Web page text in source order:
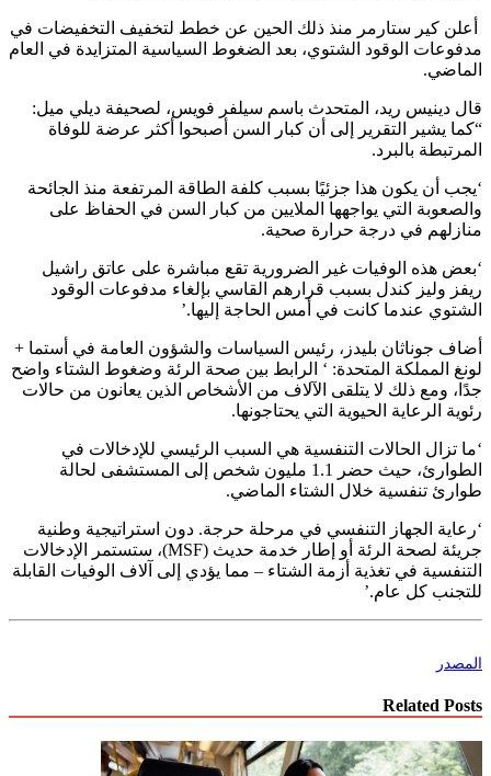
أعلن كير ستارمر منذ ذلك الحين عن خطط لتخفيف التخفيضات في
مدفوعات الوقود الشتوي، بعد الضغوط السياسية المتزايدة في العام
الماضي.
قال دينيس ريد، المتحدث باسم سيلفر فويس، لصحيفة ديلي ميل:
“كما يشير التقرير إلى أن كبار السن أصبحوا أكثر عرضة للوفاة
المرتبطة بالبرد.
‘يجب أن يكون هذا جزئيًا بسبب كلفة الطاقة المرتفعة منذ الجائحة
والصعوبة التي يواجهها الملايين من كبار السن في الحفاظ على
منازلهم في درجة حرارة صحية.
‘بعض هذه الوفيات غير الضرورية تقع مباشرة على عاتق راشيل
ريفز وليز كندل بسبب قرارهم القاسي بإلغاء مدفوعات الوقود
الشتوي عندما كانت في أمس الحاجة إليها.’
أضاف جوناثان بليدز، رئيس السياسات والشؤون العامة في أستما +
لونغ المملكة المتحدة: ‘ الرابط بين صحة الرئة وضغوط الشتاء واضح
جدًا، ومع ذلك لا يتلقى الآلاف من الأشخاص الذين يعانون من حالات
رئوية الرعاية الحيوية التي يحتاجونها.
‘ما تزال الحالات التنفسية هي السبب الرئيسي للإدخالات في
الطوارئ، حيث حضر 1.1 مليون شخص إلى المستشفى لحالة
طوارئ تنفسية خلال الشتاء الماضي.
‘رعاية الجهاز التنفسي في مرحلة حرجة. دون استراتيجية وطنية
جريئة لصحة الرئة أو إطار خدمة حديث (MSF)، ستستمر الإدخالات
التنفسية في تغذية أزمة الشتاء – مما يؤدي إلى آلاف الوفيات القابلة
للتجنب كل عام.’
المصدر
Related Posts